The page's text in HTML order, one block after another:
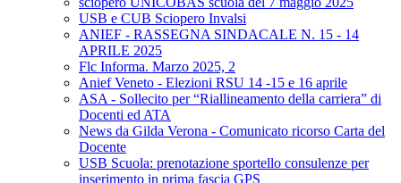
USB e CUB Sciopero Invalsi
ANIEF - RASSEGNA SINDACALE N. 15 - 14
APRILE 2025
Flc Informa. Marzo 2025, 2
Anief Veneto - Elezioni RSU 14 -15 e 16 aprile
ASA - Sollecito per “Riallineamento della carriera” di
Docenti ed ATA
News da Gilda Verona - Comunicato ricorso Carta del
Docente
USB Scuola: prenotazione sportello consulenze per
inserimento in prima fascia GPS